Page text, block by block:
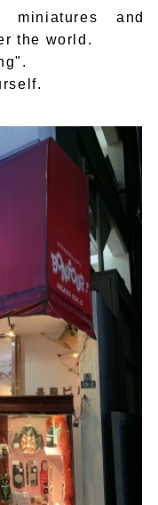
and
the world.